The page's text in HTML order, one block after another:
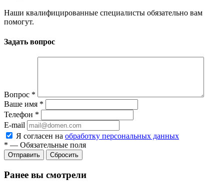
Наши квалифицированные специалисты обязательно вам
помогут.
Задать вопрос
Вопрос *
Ваше имя *
Телефон *
E-mail
Я согласен на обработку персональных данных
* — Обязательные поля
Отправить Сбросить
Ранее вы смотрели